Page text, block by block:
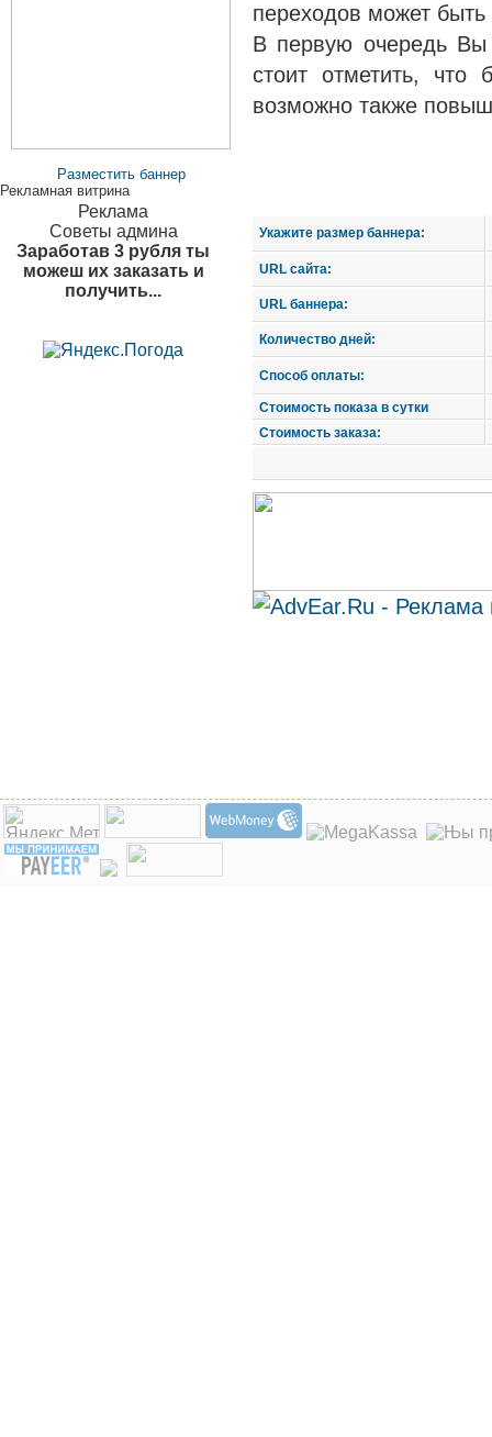
Разместить баннер
Рекламная витрина
Реклама
Советы админа
Заработав 3 рубля ты
можеш их заказать и
получить...
переходов может быть
В первую очередь Вы
стоит отметить, что
возможно также
Укажите размер баннера:
URL сайта:
URL баннера:
Количество дней:
Способ оплаты:
Стоимость показа в сутки
Стоимость заказа: